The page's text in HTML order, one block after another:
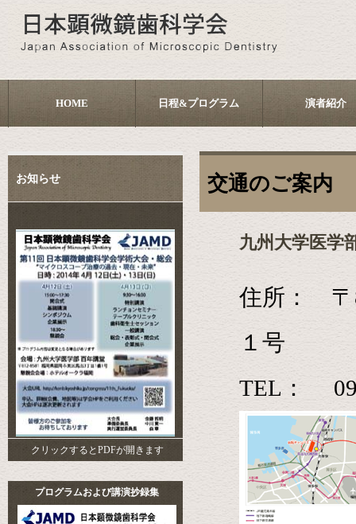
HOME 日程&プログラム 演者紹介
交通のご案内
九州大学医学
住所： 〒
１号
TEL：
お知らせ
クリックするとPDFが開きます
プログラムおよび講演抄録集